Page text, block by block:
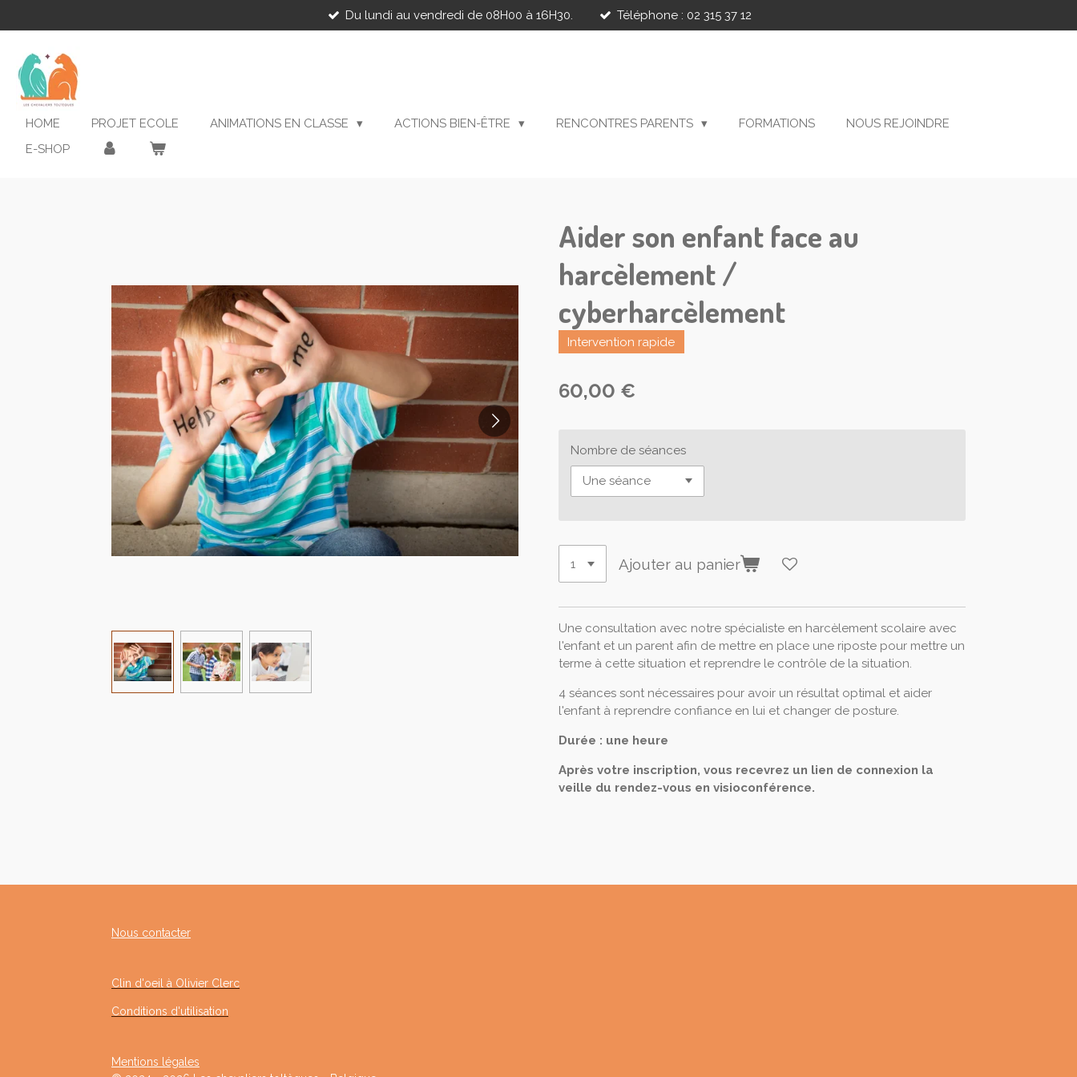
au
contenu
principal
Du lundi au vendredi de 08H00 à 16H30. Téléphone : 02 315 37 12
HOME PROJET ECOLE ANIMATIONS EN CLASSE ACTIONS BIEN-ÊTRE RENCONTRES PARENTS FORMATIONS
NOUS REJOINDRE
E-SHOP
Aider son enfant face au
harcèlement /
cyberharcèlement
Intervention rapide
60,00 €
Nombre de séances
Ajouter au panier
Une consultation avec notre spécialiste en harcèlement scolaire avec
l'enfant et un parent afin de mettre en place une riposte pour mettre un
terme à cette situation et reprendre le contrôle de la situation.
4 séances sont nécessaires pour avoir un résultat optimal et aider
l'enfant à reprendre confiance en lui et changer de posture.
Durée : une heure
Après votre inscription, vous recevrez un lien de connexion la
veille du rendez-vous en visioconférence.
Nous contacter
Clin d'oeil à Olivier Clerc
Conditions d'utilisation
Mentions légales